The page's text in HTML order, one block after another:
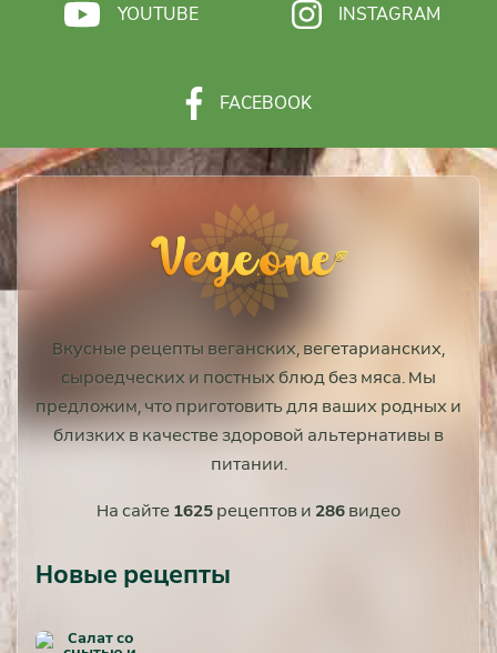
YOUTUBE INSTAGRAM
FACEBOOK
Вкусные рецепты веганских, вегетарианских,
сыроедческих и постных блюд без мяса. Мы
предложим, что приготовить для ваших родных и
близких в качестве здоровой альтернативы в
питании.
На сайте 1625 рецептов и 286 видео
Новые рецепты